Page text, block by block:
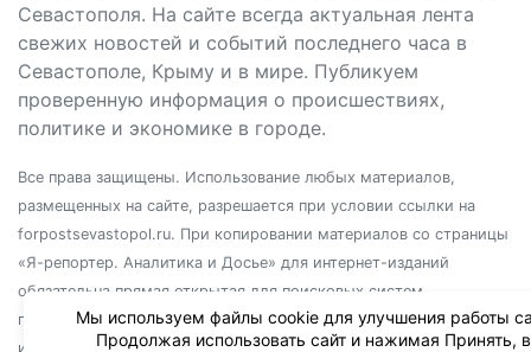
Севастополя. На сайте всегда актуальная лента
свежих новостей и событий последнего часа в
Севастополе, Крыму и в мире. Публикуем
проверенную информация о происшествиях,
политике и экономике в городе.
Все права защищены. Использование любых материалов,
размещенных на сайте, разрешается при условии ссылки на
forpostsevastopol.ru. При копировании материалов со страницы
«Я-репортер. Аналитика и Досье» для интернет-изданий
обязательна прямая открытая для поисковых систем
гиперссылка. Независимо от полного или частичного
использования материалов, ссылка должна быть размещена в
Мы используем файлы cookie для улучшения работы
Продолжая использовать сайт и нажимая Принять,